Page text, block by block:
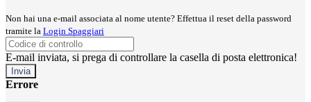
Non hai una e-mail associata al nome utente? Effettua il reset della password
tramite la Login Spaggiari
E-mail inviata, si prega di controllare la casella di posta elettronica!
Errore